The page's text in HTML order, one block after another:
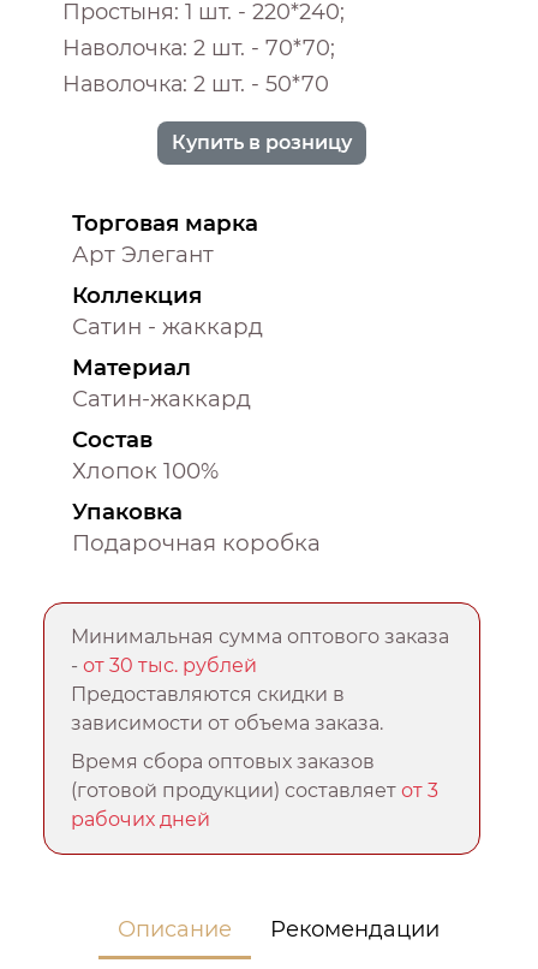
Простыня: 1 шт. - 220*240;
Наволочка: 2 шт. - 70*70;
Наволочка: 2 шт. - 50*70
Купить в розницу
Торговая марка
Арт Элегант
Коллекция
Сатин - жаккард
Материал
Сатин-жаккард
Состав
Хлопок 100%
Упаковка
Подарочная коробка
Минимальная сумма оптового заказа
-от 30 тыс. рублей
Предоставляются скидки в
зависимости от объема заказа.
Время сбора оптовых заказов
(готовой продукции) составляетот 3
рабочих дней
Описание Рекомендации